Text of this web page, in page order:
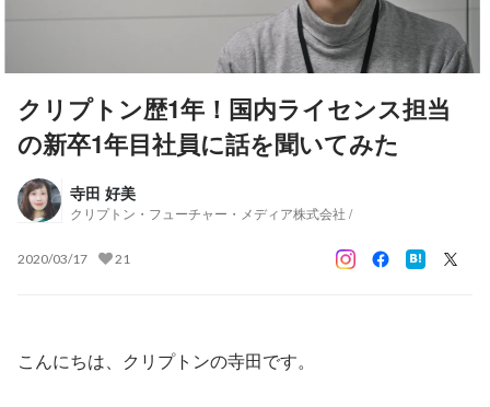
クリプトン歴1年！国内ライセンス担当
の新卒1年目社員に話を聞いてみた
寺田 好美
クリプトン・フューチャー・メディア株式会社 /
2020/03/17 21
こんにちは、クリプトンの寺田です。